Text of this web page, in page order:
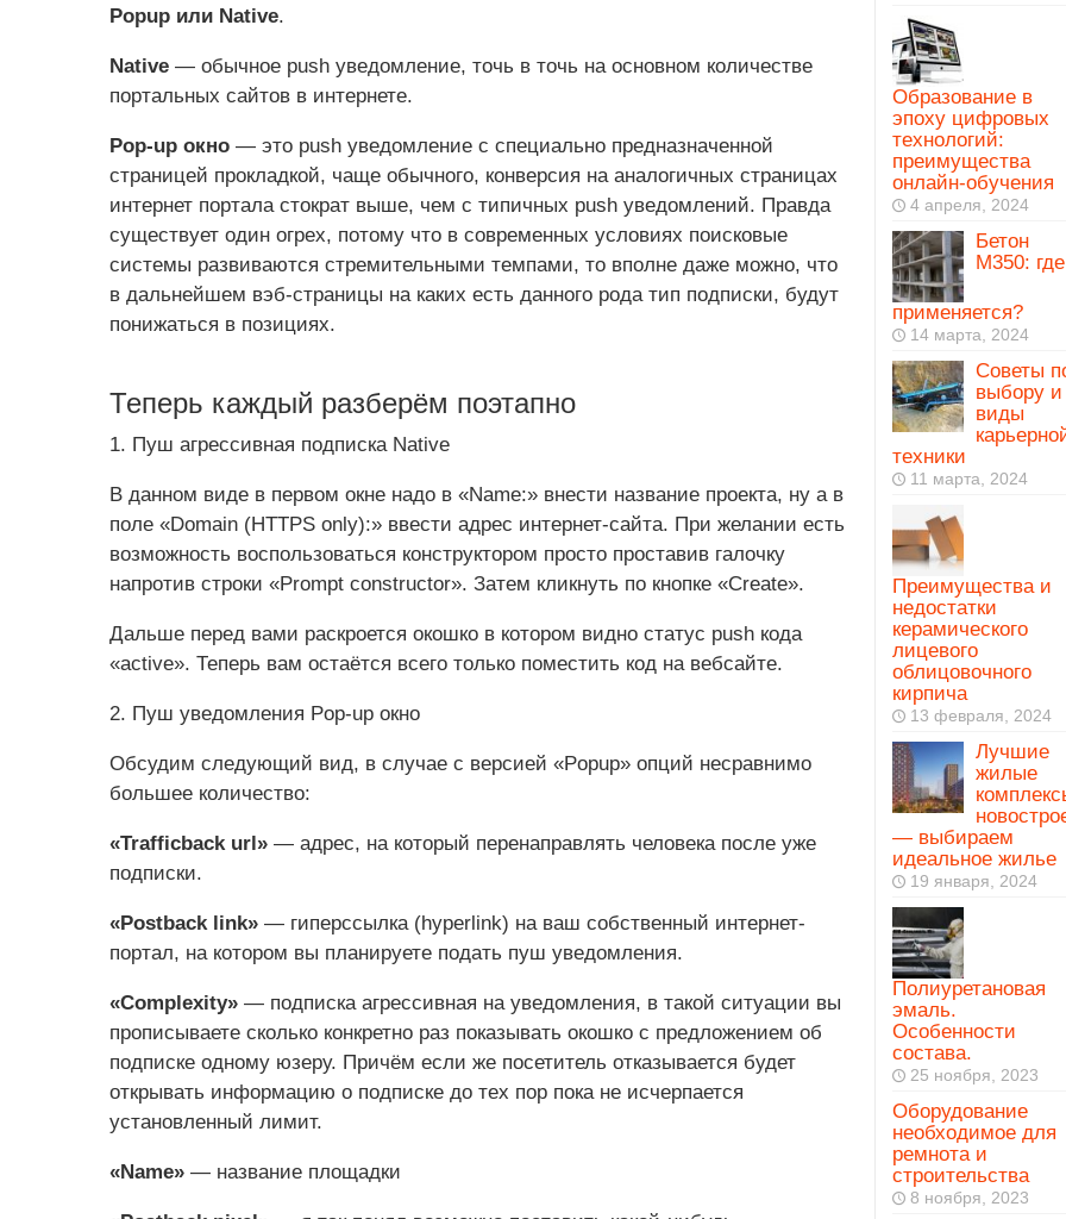
Popup или Native.
Native — обычное push уведомление, точь в точь на основном количестве
портальных сайтов в интернете.
Pop-up окно — это push уведомление с специально предназначенной
страницей прокладкой, чаще обычного, конверсия на аналогичных страницах
интернет портала стократ выше, чем с типичных push уведомлений. Правда
существует один огрех, потому что в современных условиях поисковые
системы развиваются стремительными темпами, то вполне даже можно, что
в дальнейшем вэб-страницы на каких есть данного рода тип подписки, будут
понижаться в позициях.
Теперь каждый разберём поэтапно
1. Пуш агрессивная подписка Native
В данном виде в первом окне надо в «Name:» внести название проекта, ну а в
поле «Domain (HTTPS only):» ввести адрес интернет-сайта. При желании есть
возможность воспользоваться конструктором просто проставив галочку
напротив строки «Prompt constructor». Затем кликнуть по кнопке «Create».
Дальше перед вами раскроется окошко в котором видно статус push кода
«active». Теперь вам остаётся всего только поместить код на вебсайте.
2. Пуш уведомления Pop-up окно
Обсудим следующий вид, в случае с версией «Popup» опций несравнимо
большее количество:
«Trafficback url» — адрес, на который перенаправлять человека после уже
подписки.
«Postback link» — гиперссылка (hyperlink) на ваш собственный интернет-
портал, на котором вы планируете подать пуш уведомления.
«Complexity» — подписка агрессивная на уведомления, в такой ситуации вы
прописываете сколько конкретно раз показывать окошко с предложением об
подписке одному юзеру. Причём если же посетитель отказывается будет
открывать информацию о подписке до тех пор пока не исчерпается
установленный лимит.
«Name» — название площадки
Образование в
эпоху цифровых
технологий:
преимущества
онлайн-обучения
4 апреля, 2024
Бетон
М350: где
применяется?
14 марта, 2024
Советы
выбору и
виды
техники
11 марта, 2024
Преимущества и
недостатки
керамического
лицевого
облицовочного
кирпича
13 февраля, 2024
Лучшие
жилые
— выбираем
идеальное жилье
19 января, 2024
Полиуретановая
эмаль.
Особенности
состава.
25 ноября, 2023
Оборудование
необходимое для
ремнота и
строительства
8 ноября, 2023